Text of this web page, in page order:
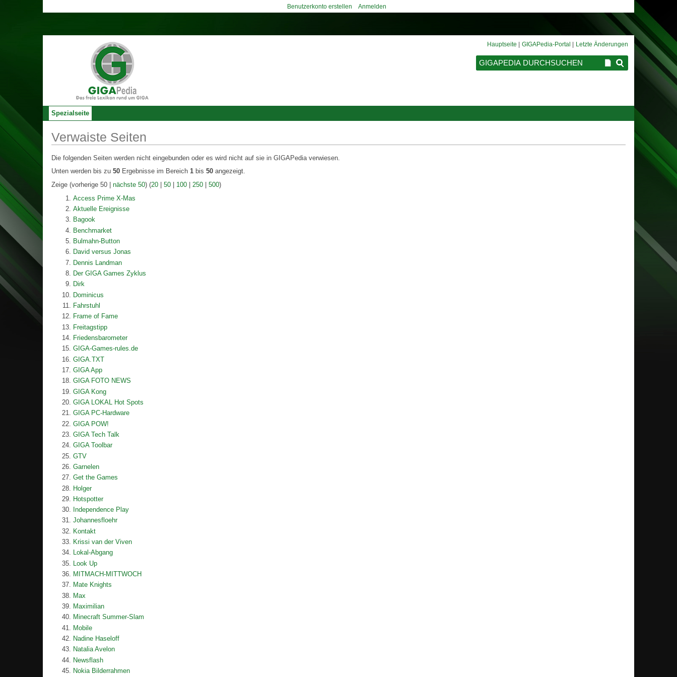
Verwaiste Seiten
Die folgenden Seiten werden nicht eingebunden oder es wird nicht auf sie in GIGAPedia verwiesen.
Unten werden bis zu 50 Ergebnisse im Bereich 1 bis 50 angezeigt.
Zeige (vorherige 50 | nächste 50) (20 50 100 250 500)
Access Prime X-Mas
Aktuelle Ereignisse
Bagook
Benchmarket
Bulmahn-Button
David versus Jonas
Dennis Landman
Der GIGA Games Zyklus
Dirk
Dominicus
Fahrstuhl
Frame of Fame
Freitagstipp
Friedensbarometer
GIGA-Games-rules.de
GIGA.TXT
GIGA App
GIGA FOTO NEWS
GIGA Kong
GIGA LOKAL Hot Spots
GIGA PC-Hardware
GIGA POW!
GIGA Tech Talk
GIGA Toolbar
GTV
Garnelen
Get the Games
Holger
Hotspotter
Independence Play
Johannesfloehr
Kontakt
Krissi van der Viven
Lokal-Abgang
Look Up
MITMACH-MITTWOCH
Mate Knights
Max
Maximilian
Minecraft Summer-Slam
Mobile
Nadine Haseloff
Natalia Avelon
Newsflash
Nokia Bilderrahmen
Spezialseite
Benutzerkonto erstellen Anmelden
Hauptseite GIGAPedia-Portal Letzte Änderungen